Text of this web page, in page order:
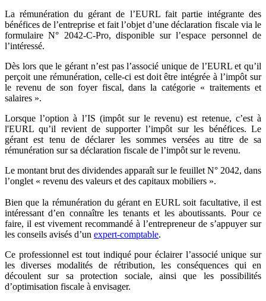
La rémunération du gérant de l’EURL fait partie intégrante des
bénéfices de l’entreprise et fait l’objet d’une déclaration fiscale via le
formulaire N° 2042-C-Pro, disponible sur l’espace personnel de
l’intéressé.
Dès lors que le gérant n’est pas l’associé unique de l’EURL et qu’il
perçoit une rémunération, celle-ci est doit être intégrée à l’impôt sur
le revenu de son foyer fiscal, dans la catégorie « traitements et
salaires ».
Lorsque l’option à l’IS (impôt sur le revenu) est retenue, c’est à
l'EURL qu’il revient de supporter l’impôt sur les bénéfices. Le
gérant est tenu de déclarer les sommes versées au titre de sa
rémunération sur sa déclaration fiscale de l’impôt sur le revenu.
Le montant brut des dividendes apparaît sur le feuillet N° 2042, dans
l’onglet « revenu des valeurs et des capitaux mobiliers ».
Bien que la rémunération du gérant en EURL soit facultative, il est
intéressant d’en connaître les tenants et les aboutissants. Pour ce
faire, il est vivement recommandé à l’entrepreneur de s’appuyer sur
les conseils avisés d’un expert-comptable.
Ce professionnel est tout indiqué pour éclairer l’associé unique sur
les diverses modalités de rétribution, les conséquences qui en
découlent sur sa protection sociale, ainsi que les possibilités
d’optimisation fiscale à envisager.